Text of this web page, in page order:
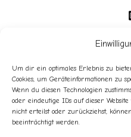
Um dir ein optimales Erlebnis zu
Cookies, um Geräteinformationen zu
Wenn du diesen Technologien
oder eindeutige IDs auf dieser
nicht erteilst oder zurückziehst,
beeinträchtigt werden.